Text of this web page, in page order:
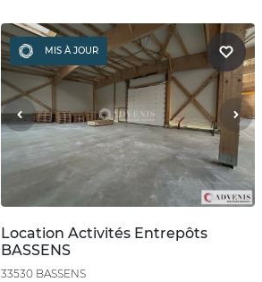
MIS À JOUR
Location Activités Entrepôts
BASSENS
33530 BASSENS